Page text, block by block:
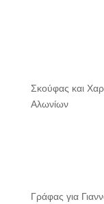
Σκούφας και
Αλωνίων
Γράφας για